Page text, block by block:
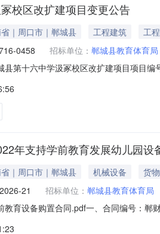
校区改扩建项目变更公告
｜周口市｜郸城县 工程建筑
工程
0458 招标单位： 郸城县教育体育局
县第十六中学汲冢校区改扩建项目项目
月17日在《中国招标投标公共服务平台
年支持学前教育发展幼儿园设
｜周口市｜郸城县 机械设备
货物
21 招标单位： 郸城县教育体育局
教育设备购置合同.pdf一、合同编号：